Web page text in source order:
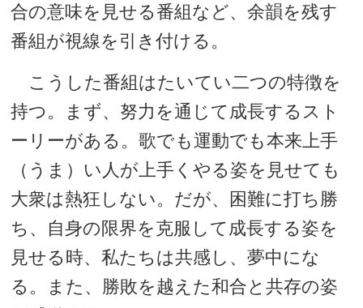
合の意味を見せる番組など、余韻を残す
番組が視線を引き付ける。
こうした番組はたいてい二つの特徴を
持つ。まず、努力を通じて成長するスト
ーリーがある。歌でも運動でも本来上手
（うま）い人が上手くやる姿を見せても
大衆は熱狂しない。だが、困難に打ち勝
ち、自身の限界を克服して成長する姿を
見せる時、私たちは共感し、夢中にな
る。また、勝敗を越えた和合と共存の姿